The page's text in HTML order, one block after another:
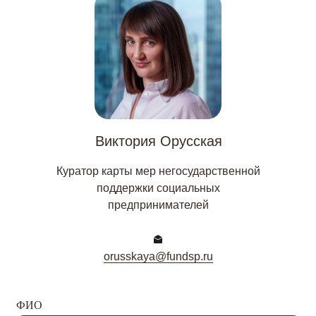
Виктория Орусская
Куратор карты мер негосударственной
поддержки социальных
предпринимателей
orusskaya@fundsp.ru
ФИО